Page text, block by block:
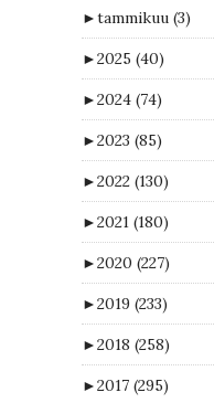
►tammikuu (3)
►2025 (40)
►2024 (74)
►2023 (85)
►2022 (130)
►2021 (180)
►2020 (227)
►2019 (233)
►2018 (258)
►2017 (295)